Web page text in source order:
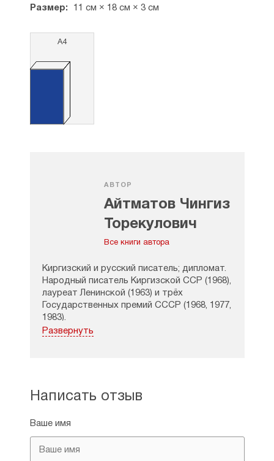
Размер: 11 см × 18 см × 3 см
А4
АВТОР
Айтматов Чингиз
Торекулович
Все книги автора
Киргизский и русский писатель; дипломат.
Народный писатель Киргизской ССР (1968),
лауреат Ленинской (1963) и трёх
Государственных премий СССР (1968, 1977,
1983).
Творчество Айтматова пронизано
пароход» и птице Доненбай из романа
роман включена сюжетная линия,
связанная с установлением контакта
с внеземной цивилизацией, планетой
Развернуть
Написать отзыв
Ваше имя